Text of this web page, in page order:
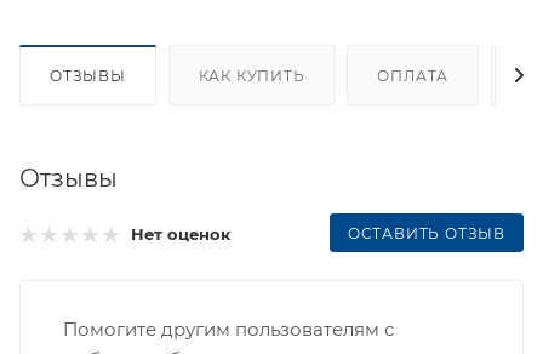
ОТЗЫВЫ КАК КУПИТЬ ОПЛАТА
Отзывы
Нет оценок ОСТАВИТЬ ОТЗЫВ
Помогите другим пользователям с